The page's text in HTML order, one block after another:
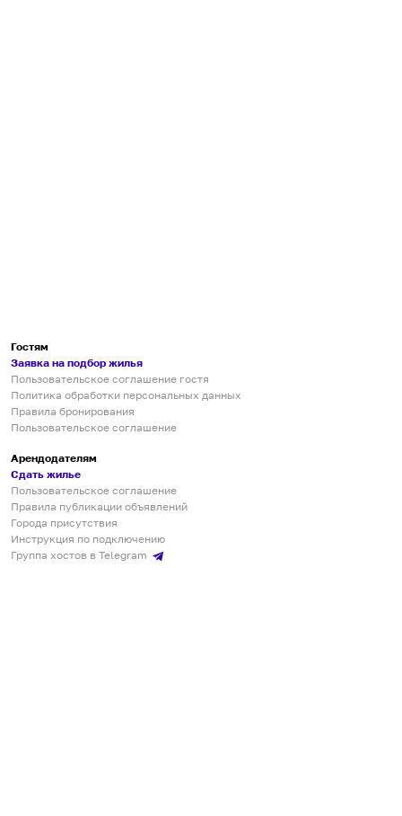
Гостям
Заявка на подбор жилья
Пользовательское соглашение гостя
Политика обработки персональных данных
Правила бронирования
Пользовательское соглашение
Арендодателям
Сдать жилье
Пользовательское соглашение
Правила публикации объявлений
Города присутствия
Инструкция по подключению
Группа хостов в Telegram